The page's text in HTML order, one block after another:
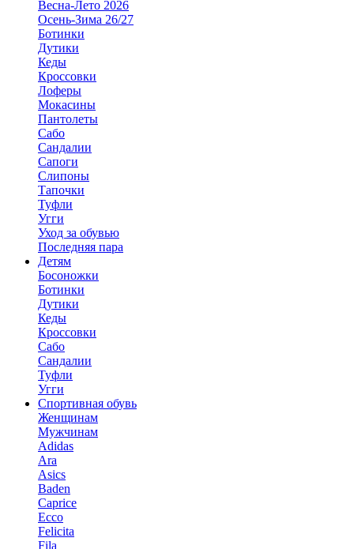
Весна-Лето 2026
Осень-Зима 26/27
Ботинки
Дутики
Кеды
Кроссовки
Лоферы
Мокасины
Пантолеты
Сабо
Сандалии
Сапоги
Слипоны
Тапочки
Туфли
Угги
Уход за обувью
Последняя пара
Детям
Босоножки
Ботинки
Дутики
Кеды
Кроссовки
Сабо
Сандалии
Туфли
Угги
Спортивная обувь
Женщинам
Мужчинам
Adidas
Ara
Asics
Baden
Caprice
Ecco
Felicita
Fila